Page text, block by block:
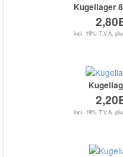
Kugellager
incl. 19% T.V.A.
incl. 19% T.V.A.